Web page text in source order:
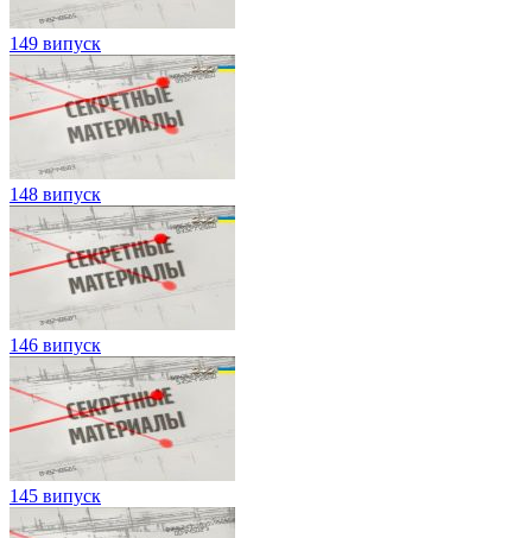
149 випуск
148 випуск
146 випуск
145 випуск